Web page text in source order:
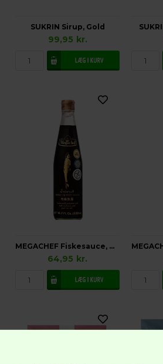
SUKRIN Sirup, Gold
99,95 kr.
MEGACHEF Fiskesauce, Glutenfri
64,95 kr.